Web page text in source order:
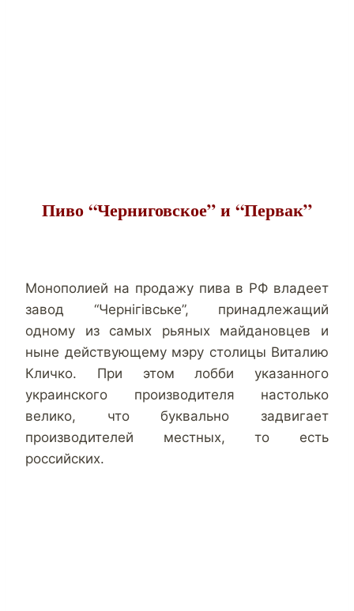
Пиво “Черниговское” и “Первак”
Монополией на продажу пива в РФ владеет
завод “Чернігівське”, принадлежащий
одному из самых рьяных майдановцев и
ныне действующему мэру столицы Виталию
Кличко. При этом лобби указанного
украинского производителя настолько
велико, что буквально задвигает
производителей местных, то есть
российских.